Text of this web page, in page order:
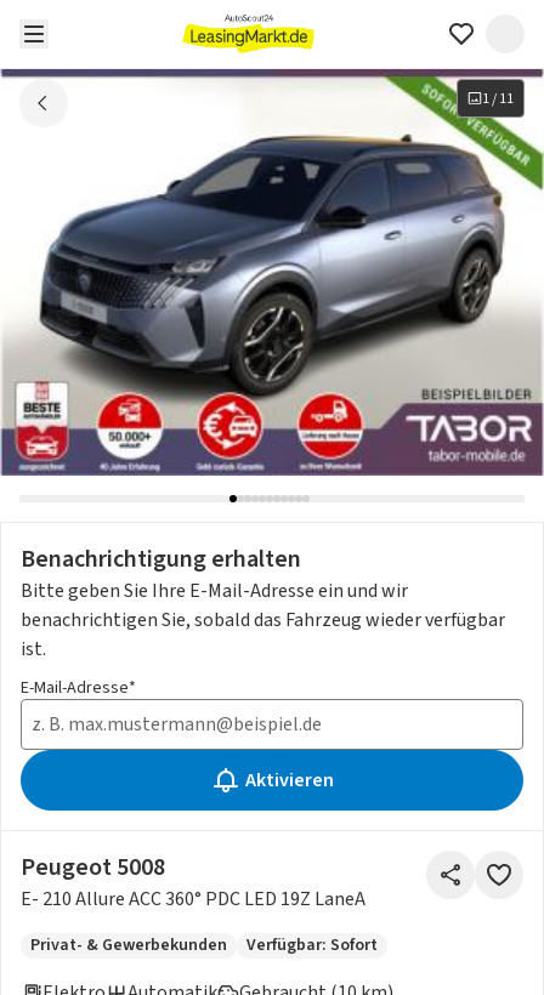
1/11
Benachrichtigung erhalten
Bitte geben Sie Ihre E-Mail-Adresse ein und wir
benachrichtigen Sie, sobald das Fahrzeug wieder verfügbar
ist.
E-Mail-Adresse*
Aktivieren
Peugeot 5008
E- 210 Allure ACC 360° PDC LED 19Z LaneA
Privat- & Gewerbekunden Verfügbar: Sofort